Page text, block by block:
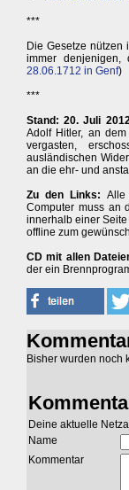
***
Die Gesetze
immer
28.06.1712 in Genf)
***
Stand: 20. Juli
Adolf Hitler, an
vergasten,
ausländischen
an die ehr- und
Zu den Links: Alle
Computer muss an
innerhalb einer
offline zum
CD mit allen
der ein
Bisher wurden noch
Deine aktuelle
Name
Kommentar